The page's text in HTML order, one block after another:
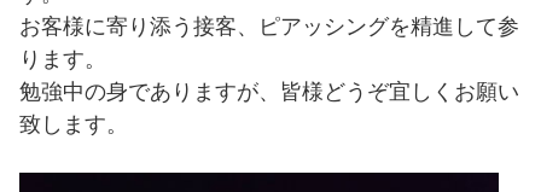
お客様に寄り添う接客、ピアッシングを精進して参
ります。
勉強中の身でありますが、皆様どうぞ宜しくお願い
致します。